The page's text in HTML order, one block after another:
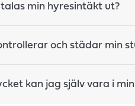
min hyresintäkt ut?
och städar min
kan jag själv vara i